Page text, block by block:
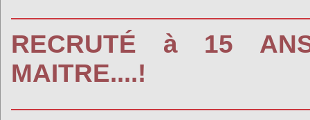
RECRUTÉ à 15
MAITRE....!